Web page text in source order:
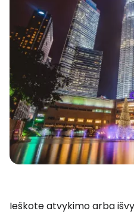
Ieškote atvykimo arba
Tęsti